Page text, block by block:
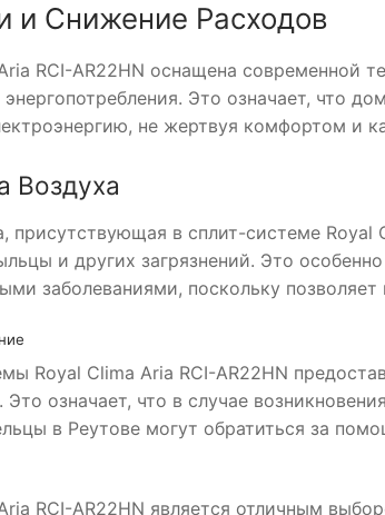
и Снижение Расходов
RCI-AR22HN оснащена современной
Это означает, что
не жертвуя комфортом и
Воздуха
присутствующая в сплит-системе Royal
и других загрязнений. Это
заболеваниями, поскольку
Royal Clima Aria RCI-AR22HN
означает, что в случае
в Реутове могут обратиться за
RCI-AR22HN является отличным